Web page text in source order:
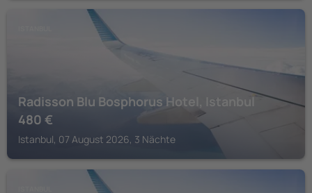
Radisson Blu Bosphorus Hotel, Istanbul
480 €
Istanbul, 07 August 2026, 3 Nächte